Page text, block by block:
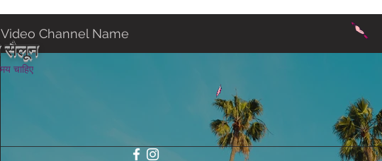
सैलून
चाहिए
Video Channel Name